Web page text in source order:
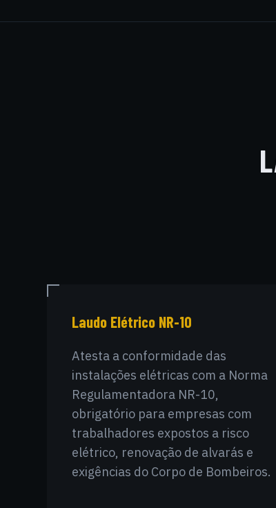
Laudo Elétrico NR-10
Atesta a conformidade das
instalações elétricas com a Norma
Regulamentadora NR-10,
obrigatório para empresas com
trabalhadores expostos a risco
elétrico, renovação de alvarás e
exigências do Corpo de Bombeiros.